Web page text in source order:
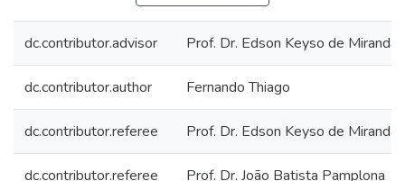
dc.contributor.advisor Prof. Dr. Edson Keyso de Miranda
dc.contributor.author Fernando Thiago
dc.contributor.referee Prof. Dr. Edson Keyso de Miranda
dc.contributor.referee Prof. Dr. João Batista Pamplona